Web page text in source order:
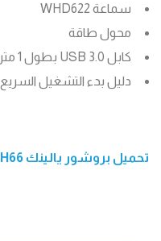
سماعة WHD622
محول طاقة
كابل USB 3.0 بطول 1 متر ×2
دليل بدء التشغيل السريع
تحميل بروشور يالينك WH66 – بصيغة PDF